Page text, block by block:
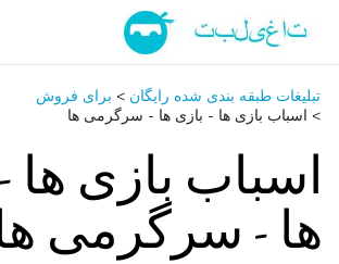
تبلیغات طبقه بندی شده رایگان > برای فروش
> اسباب‌ بازی ها - بازی ها - سرگرمی ‌ها
اسباب‌ بازی ها
ها - سرگرمی